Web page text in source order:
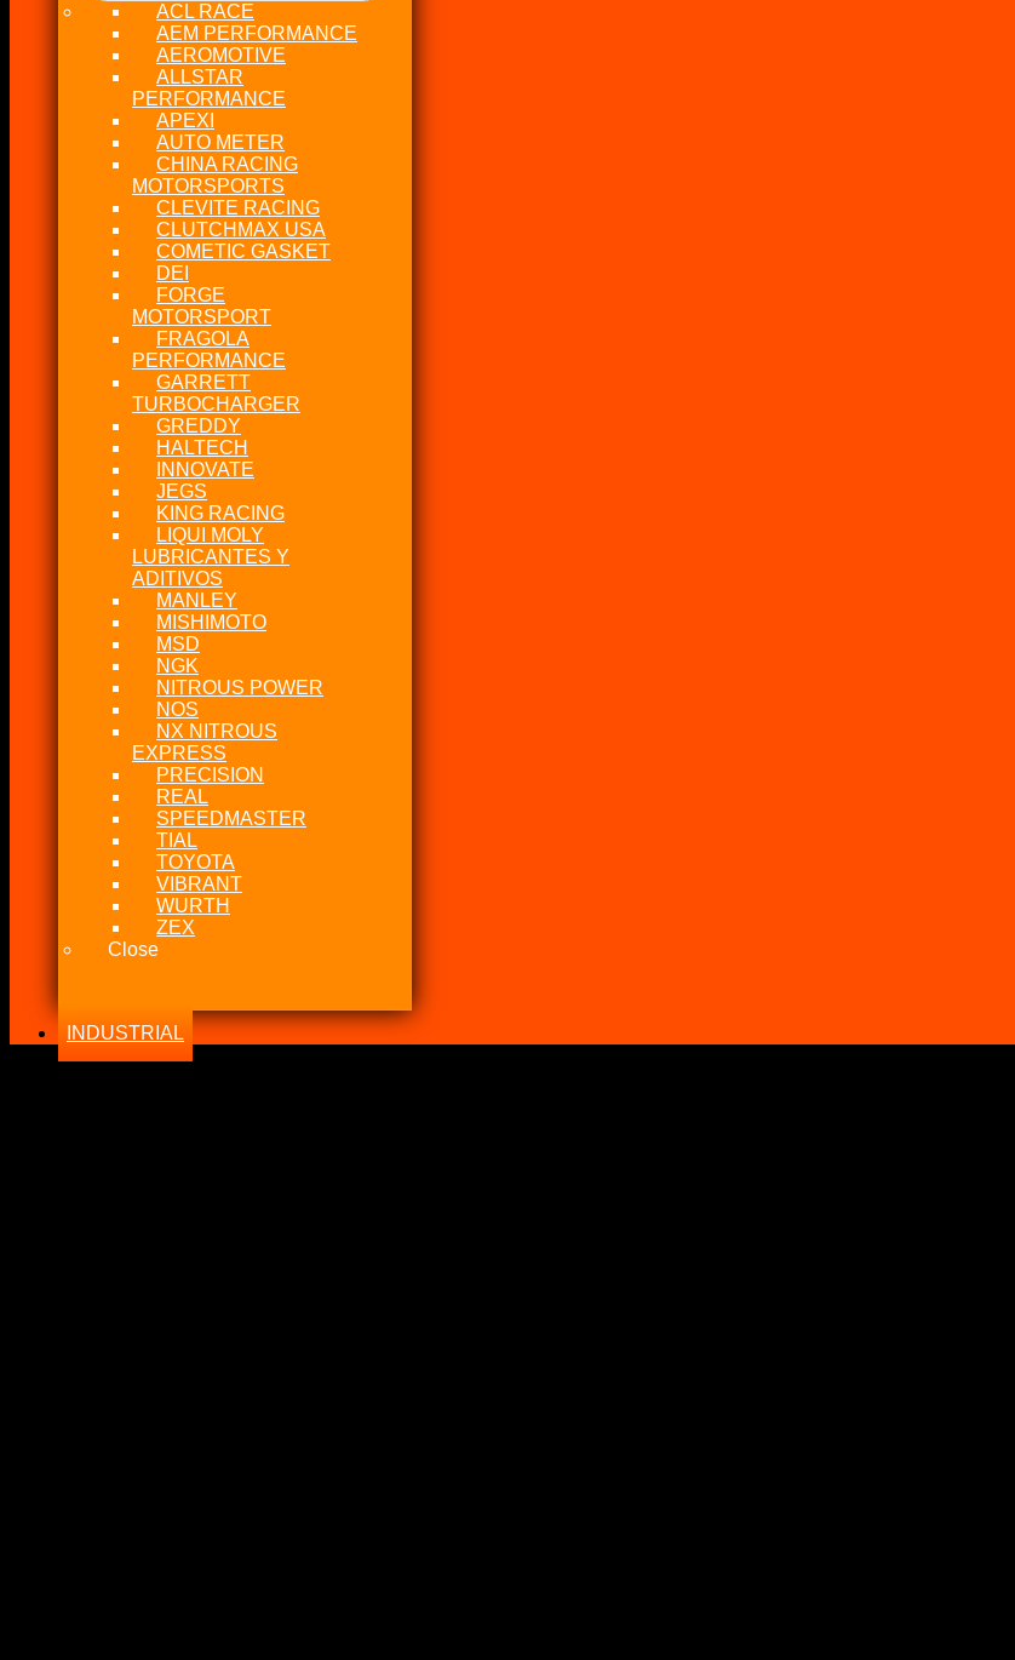
ACL RACE
AEM PERFORMANCE
AEROMOTIVE
ALLSTAR
PERFORMANCE
APEXI
AUTO METER
CHINA RACING
MOTORSPORTS
CLEVITE RACING
CLUTCHMAX USA
COMETIC GASKET
DEI
FORGE
MOTORSPORT
FRAGOLA
PERFORMANCE
GARRETT
TURBOCHARGER
GREDDY
HALTECH
INNOVATE
JEGS
KING RACING
LIQUI MOLY
LUBRICANTES Y
ADITIVOS
MANLEY
MISHIMOTO
MSD
NGK
NITROUS POWER
NOS
NX NITROUS
EXPRESS
PRECISION
REAL
SPEEDMASTER
TIAL
TOYOTA
VIBRANT
WURTH
ZEX
Close
INDUSTRIAL